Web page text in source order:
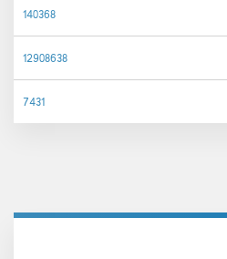
140368
12908638
7431